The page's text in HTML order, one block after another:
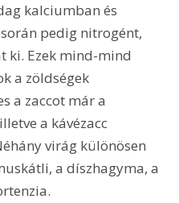
kalciumban és
pedig nitrogént,
ki. Ezek mind-mind
a zöldségek
a zaccot már a
a kávézacc
virág különösen
a díszhagyma, a